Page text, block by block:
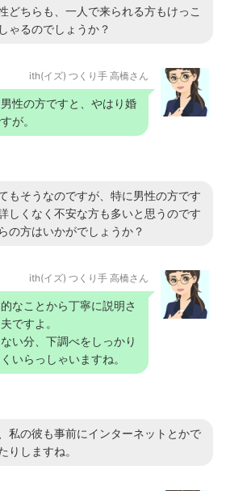
どちらも、一人で来られる方もけっこ
ゃるのでしょうか？
ith(イズ) つくり手 高橋さん
性の方ですと、やはり婚
が。
もそうなのですが、特に男性の方です
しくなく不安な方も多いと思うのです
の方はいかがでしょうか？
ith(イズ) つくり手 高橋さん
なことから丁寧に説明さ
ですよ。
い分、下調べをしっかり
いらっしゃいますね。
私の彼も事前にインターネットとかで
りしますね。